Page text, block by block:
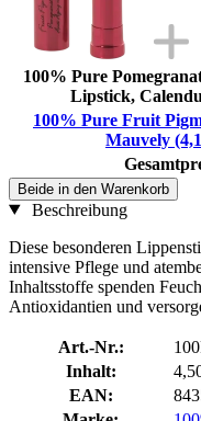
100% Pure
Lipstick,
100% Pure Fruit
Mauvely
Beide in den Warenkorb
Beschreibung
Diese besonderen
intensive Pflege und
Inhaltsstoffe spenden
Antioxidantien und
Art.-Nr.:
Inhalt:
EAN: